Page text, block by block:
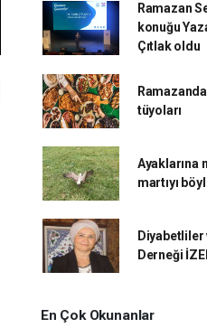
Ramazan
konuğu
Çıtlak oldu
tüyoları
Ayaklarına
martıyı
Diyabetliler
Derneği
En Çok Okunanlar